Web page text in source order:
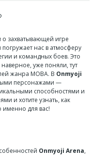
захватывающей игре
нас в атмосферу
и командных боев. Это
уже поняли, тут
жанра MOBA. В Onmyoji
персонажами —
способностями и
и хотите узнать, как
именно для вас!
Onmyoji Arena,